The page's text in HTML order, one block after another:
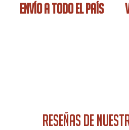
ENVÍO A TODO EL PAÍS
RESEÑAS DE